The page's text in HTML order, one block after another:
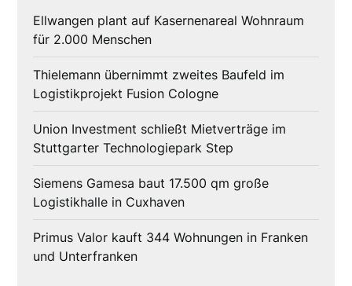
Ellwangen plant auf Kasernenareal Wohnraum
für 2.000 Menschen
Thielemann übernimmt zweites Baufeld im
Logistikprojekt Fusion Cologne
Union Investment schließt Mietverträge im
Stuttgarter Technologiepark Step
Siemens Gamesa baut 17.500 qm große
Logistikhalle in Cuxhaven
Primus Valor kauft 344 Wohnungen in Franken
und Unterfranken